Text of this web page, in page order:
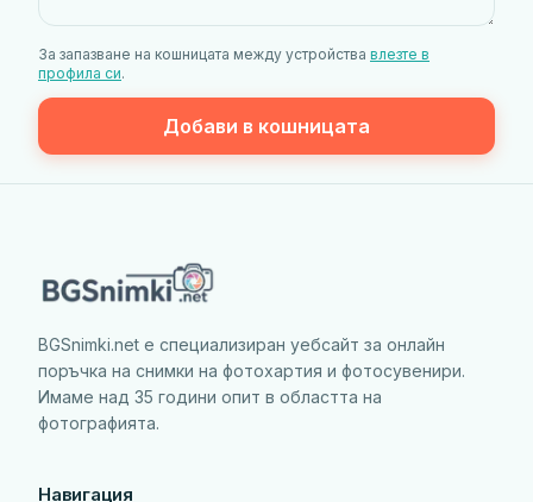
За запазване на кошницата между устройства влезте в
профила си.
Добави в кошницата
BGSnimki.net е специализиран уебсайт за онлайн
поръчка на снимки на фотохартия и фотосувенири.
Имаме над 35 години опит в областта на
фотографията.
Навигация